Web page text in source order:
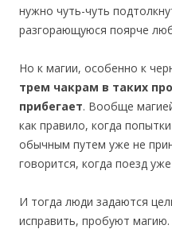
нужно чуть-чуть
разгорающуюся поярче
Но к магии, особенно к
трем чакрам в таких
прибегает. Вообще
как правило, когда
обычным путем уже не
говорится, когда поезд
И тогда люди задаются
исправить, пробуют